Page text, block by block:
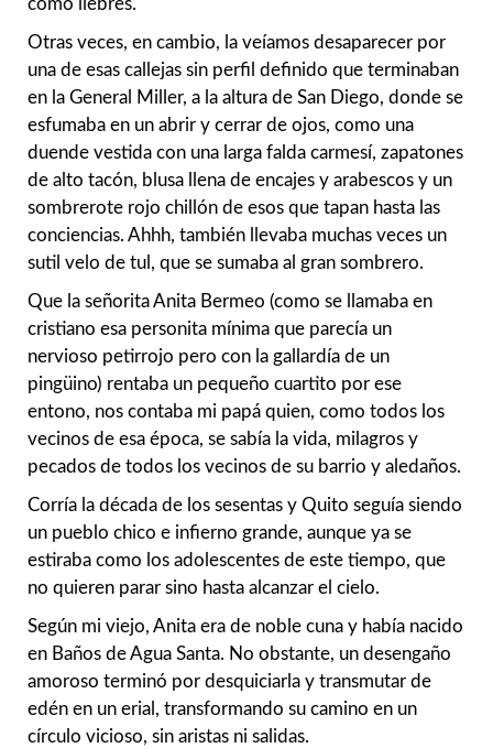
como liebres.
Otras veces, en cambio, la veíamos desaparecer por
una de esas callejas sin perfil definido que terminaban
en la General Miller, a la altura de San Diego, donde se
esfumaba en un abrir y cerrar de ojos, como una
duende vestida con una larga falda carmesí, zapatones
de alto tacón, blusa llena de encajes y arabescos y un
sombrerote rojo chillón de esos que tapan hasta las
conciencias. Ahhh, también llevaba muchas veces un
sutil velo de tul, que se sumaba al gran sombrero.
Que la señorita Anita Bermeo (como se llamaba en
cristiano esa personita mínima que parecía un
nervioso petirrojo pero con la gallardía de un
pingüino) rentaba un pequeño cuartito por ese
entono, nos contaba mi papá quien, como todos los
vecinos de esa época, se sabía la vida, milagros y
pecados de todos los vecinos de su barrio y aledaños.
Corría la década de los sesentas y Quito seguía siendo
un pueblo chico e infierno grande, aunque ya se
estiraba como los adolescentes de este tiempo, que
no quieren parar sino hasta alcanzar el cielo.
Según mi viejo, Anita era de noble cuna y había nacido
en Baños de Agua Santa. No obstante, un desengaño
amoroso terminó por desquiciarla y transmutar de
edén en un erial, transformando su camino en un
círculo vicioso, sin aristas ni salidas.